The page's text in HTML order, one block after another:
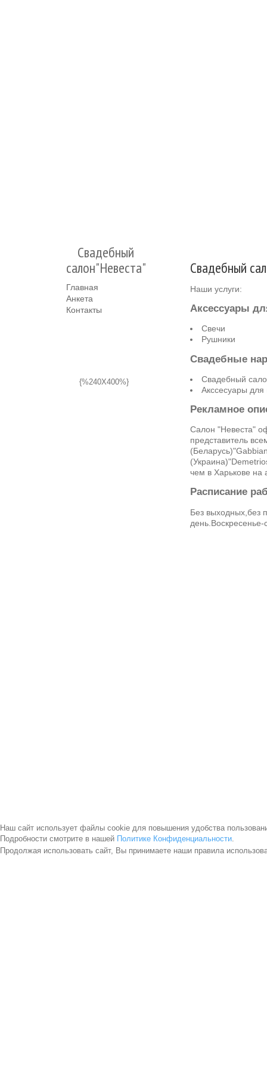
Свадебный
салон"Невеста"
Главная
Анкета
Контакты
{%240X400%}
Свадебный
Наши услуги:
Аксессуары
Свечи
Рушники
Свадебные
Свадебный
Акссесуары для
Рекламное
Салон "Невеста"
представитель
чем в Харькове на
Расписание
Без выходных,без
день.Воскресенье-
Наш сайт использует файлы cookie для повышения удобства
Подробности смотрите в нашей Политике Конфиденциальности.
Продолжая использовать сайт, Вы принимаете наши правила